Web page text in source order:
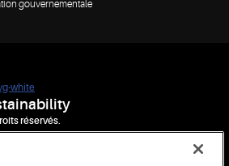
gouvernementale
réservés.